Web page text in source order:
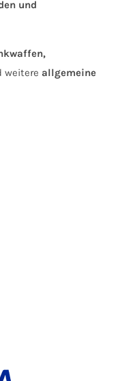
und
weitere allgemeine